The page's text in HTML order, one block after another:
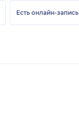
Есть онлайн-запись